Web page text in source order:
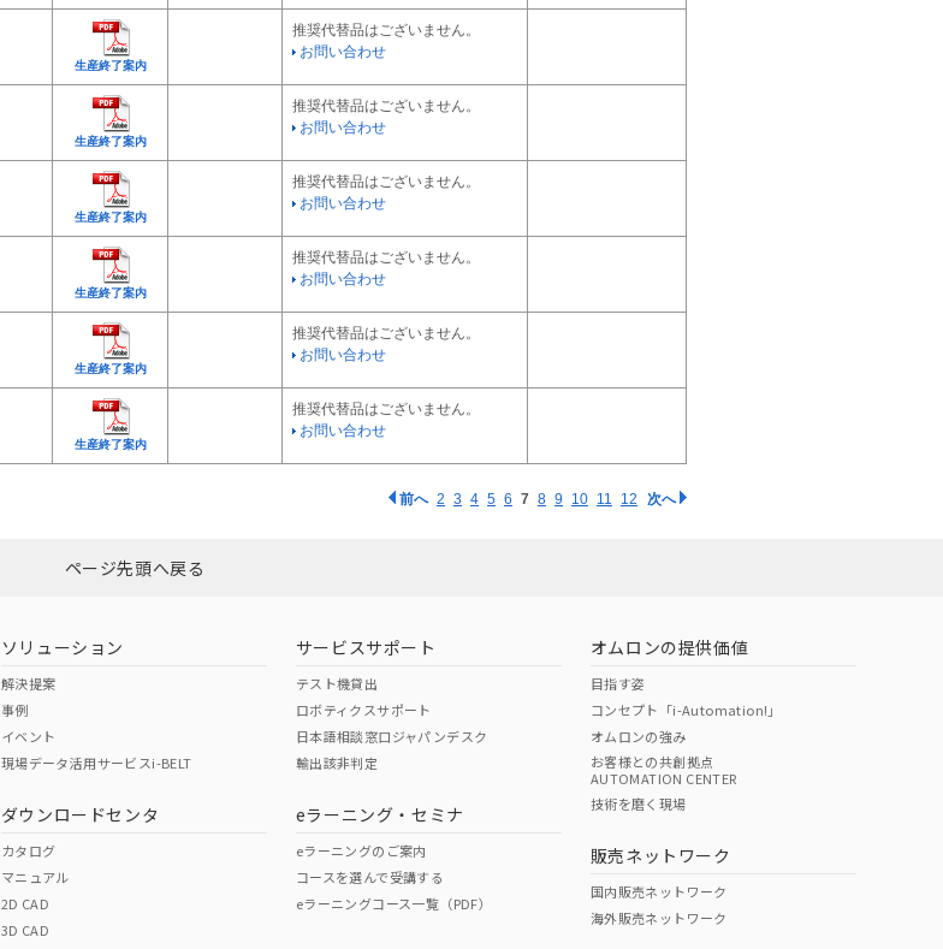
生産終了案内
推奨代替品はございません。
お問い合わせ
生産終了案内
推奨代替品はございません。
お問い合わせ
生産終了案内
推奨代替品はございません。
お問い合わせ
生産終了案内
推奨代替品はございません。
お問い合わせ
生産終了案内
推奨代替品はございません。
お問い合わせ
生産終了案内
推奨代替品はございません。
お問い合わせ
前へ 2 3 4 5 6 7 8 9 10 11 12 次へ
ページ先頭へ戻る
ソリューション
解決提案
事例
イベント
現場データ活用サービスi-BELT
ダウンロードセンタ
カタログ
マニュアル
2D CAD
3D CAD
サービスサポート
テスト機貸出
ロボティクスサポート
日本語相談窓口ジャパンデスク
輸出該非判定
eラーニング・セミナ
eラーニングのご案内
コースを選んで受講する
eラーニングコース一覧（PDF）
オムロンの提供価値
目指す姿
コンセプト「i-Automation!」
オムロンの強み
お客様との共創拠点
AUTOMATION CENTER
技術を磨く現場
販売ネットワーク
国内販売ネットワーク
海外販売ネットワーク